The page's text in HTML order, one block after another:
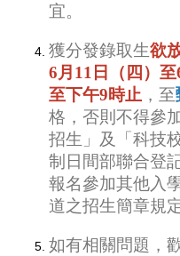
宜。
獲分發錄取生欲
6月 11 日（四）至
至下午9時止 ，至
格，否則不得參
招生」及「科技
制日間部聯合登
報名參加其他入
道之招生簡章規
如有相關問題，